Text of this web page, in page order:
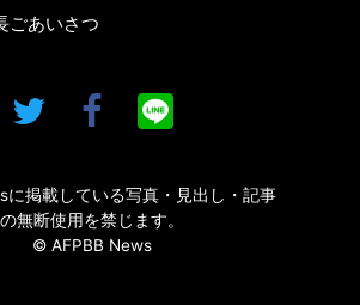
ごあいさつ
に掲載している写真・見出し・記事
の無断使用を禁じます。
© AFPBB News